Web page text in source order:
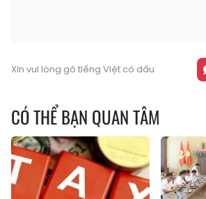
Xin vui lòng gõ tiếng Việt có dấu
CÓ THỂ BẠN QUAN TÂM